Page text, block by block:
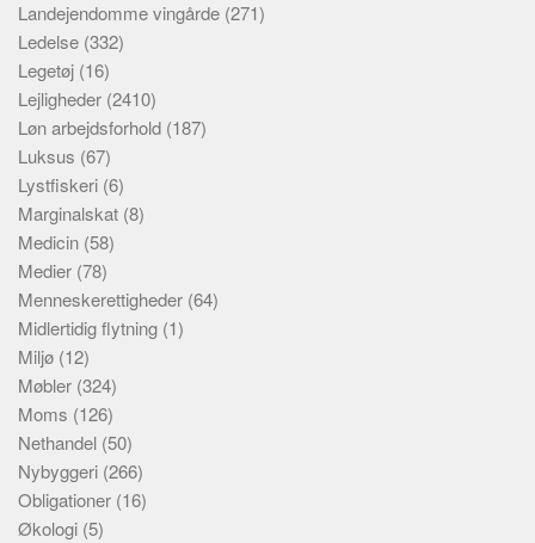
Landejendomme vingårde (271)
Ledelse (332)
Legetøj (16)
Lejligheder (2410)
Løn arbejdsforhold (187)
Luksus (67)
Lystfiskeri (6)
Marginalskat (8)
Medicin (58)
Medier (78)
Menneskerettigheder (64)
Midlertidig flytning (1)
Miljø (12)
Møbler (324)
Moms (126)
Nethandel (50)
Nybyggeri (266)
Obligationer (16)
Økologi (5)